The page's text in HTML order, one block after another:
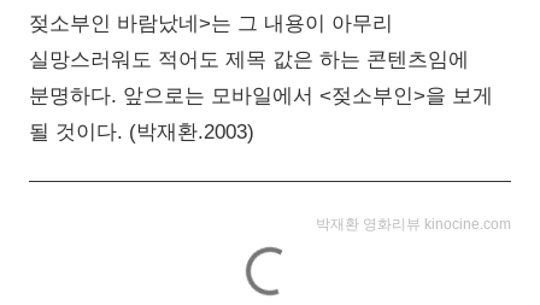
젖소부인 바람났네>는 그 내용이 아무리
실망스러워도 적어도 제목 값은 하는 콘텐츠임에
분명하다. 앞으로는 모바일에서 <젖소부인>을 보게
될 것이다. (박재환.2003)
박재환 영화리뷰 kinocine.com